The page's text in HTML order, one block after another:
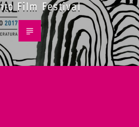
Film Festival